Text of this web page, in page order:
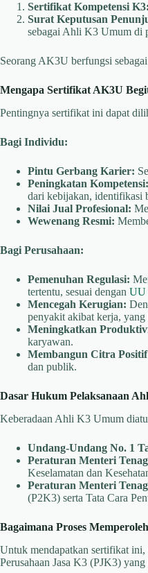
Sertifikat Kompetensi K3:
Surat Keputusan
sebagai Ahli K3 Umum di
Seorang AK3U berfungsi
Mengapa Sertifikat AK3U
Pentingnya sertifikat ini dapat
Bagi Individu:
Pintu Gerbang Karier:
Peningkatan Kompetensi:
dari kebijakan, identifikasi
Nilai Jual Profesional:
Wewenang Resmi:
Bagi Perusahaan:
Pemenuhan Regulasi:
tertentu, sesuai dengan UU
Mencegah Kerugian:
penyakit akibat kerja,
Meningkatkan
karyawan.
Membangun Citra
dan publik.
Dasar Hukum Pelaksanaan
Keberadaan Ahli K3 Umum
Undang-Undang No. 1
Peraturan Menteri
Keselamatan dan
Peraturan Menteri
(P2K3) serta Tata Cara
Bagaimana Proses
Untuk mendapatkan sertifikat ini,
Perusahaan Jasa K3 (PJK3)